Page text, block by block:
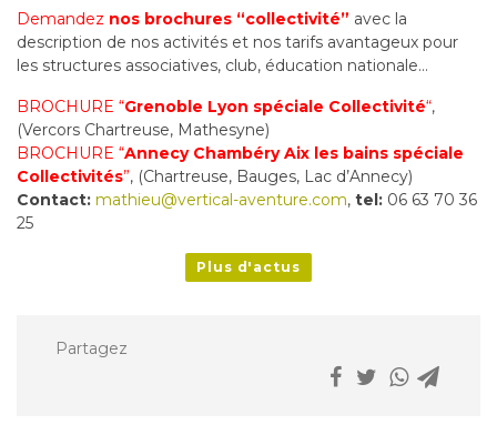
Demandez nos brochures “collectivité” avec la
description de nos activités et nos tarifs avantageux pour
les structures associatives, club, éducation nationale…
BROCHURE “Grenoble Lyon spéciale Collectivité“,
(Vercors Chartreuse, Mathesyne)
BROCHURE “Annecy Chambéry Aix les bains spéciale
Collectivités”, (Chartreuse, Bauges, Lac d’Annecy)
Contact: mathieu@vertical-aventure.com, tel: 06 63 70 36
25
Plus d'actus
Partagez